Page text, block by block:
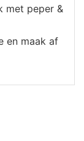
met peper &
en maak af